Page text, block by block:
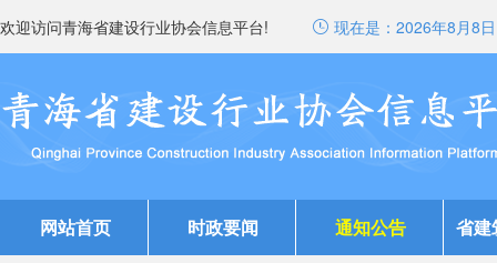
欢迎访问青海省建设行业协会信息平台! 现在是： 2026年8月8
网站首页 时政要闻 通知公告 省建